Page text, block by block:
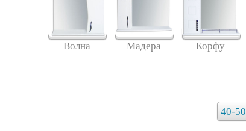
Волна Мадера Корфу
40-50